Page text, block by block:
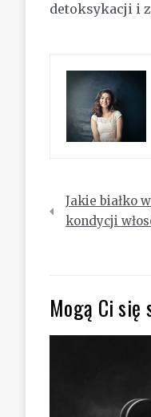
detoksykacji i
Nawigacja
wpisu
Jakie białko
kondycji
Mogą Ci się